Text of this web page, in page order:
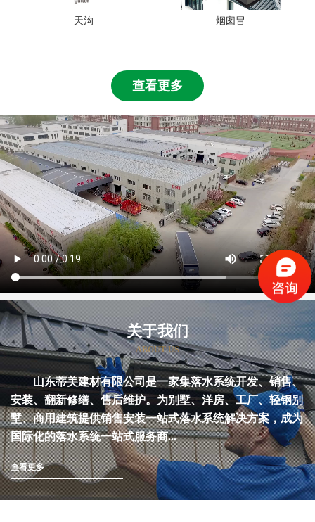
天沟 烟囱冒
查看更多
关于我们
ABOUT US
山东蒂美建材有限公司是一家集落水系统开发、销售、
安装、翻新修缮、售后维护。为别墅、洋房、工厂、轻钢别
墅、商用建筑提供销售安装一站式落水系统解决方案，成为
国际化的落水系统一站式服务商...
查看更多